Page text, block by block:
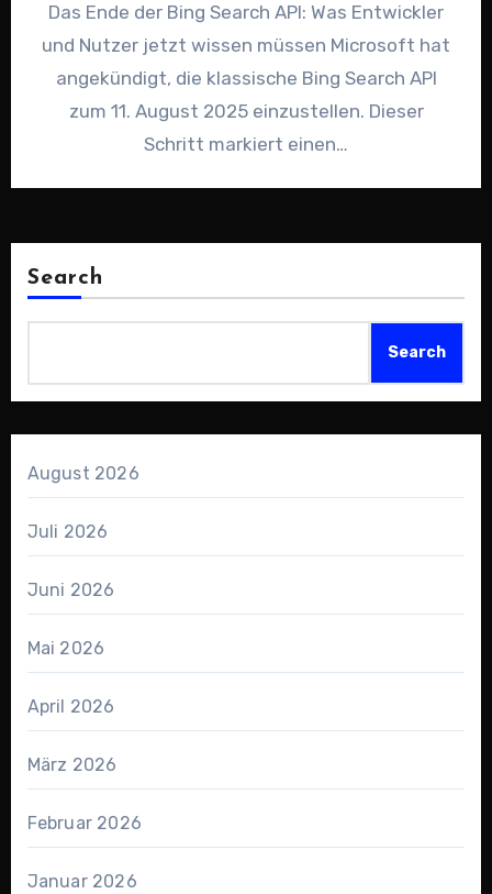
Das Ende der Bing Search API: Was Entwickler
und Nutzer jetzt wissen müssen Microsoft hat
angekündigt, die klassische Bing Search API
zum 11. August 2025 einzustellen. Dieser
Schritt markiert einen…
Search
Search
August 2026
Juli 2026
Juni 2026
Mai 2026
April 2026
März 2026
Februar 2026
Januar 2026